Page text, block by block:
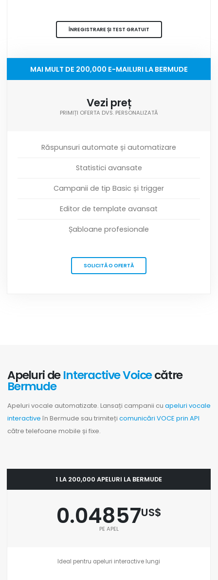
ÎNREGISTRARE ȘI TEST GRATUIT
MAI MULT DE 200,000 E-MAILURI LA BERMUDE
Vezi preț
PRIMIȚI OFERTA DVS. PERSONALIZATĂ
Răspunsuri automate și automatizare
Statistici avansate
Campanii de tip Basic și trigger
Editor de template avansat
Șabloane profesionale
SOLICITĂ O OFERTĂ
Apeluri deInteractive Voicecătre
Bermude
Apeluri vocale automatizate. Lansați campanii cu apeluri vocale
interactive în Bermude sau trimiteți comunicări VOCE prin API
către telefoane mobile și fixe.
1 LA 200,000 APELURI LA BERMUDE
0.04857US$
PE APEL
Ideal pentru apeluri interactive lungi